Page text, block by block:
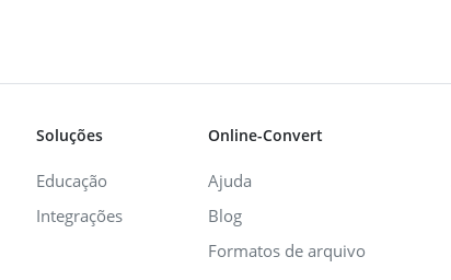
Soluções
Educação
Integrações
Online-Convert
Ajuda
Blog
Formatos de arquivo